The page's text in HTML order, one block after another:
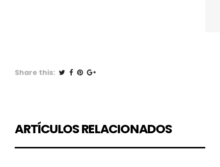
Share this:
ARTÍCULOS RELACIONADOS